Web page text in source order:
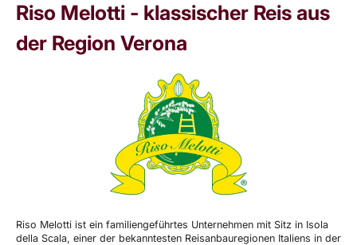
Riso Melotti - klassischer Reis aus
der Region Verona
Riso Melotti ist ein familiengeführtes Unternehmen mit Sitz in Isola
della Scala, einer der bekanntesten Reisanbauregionen Italiens in der